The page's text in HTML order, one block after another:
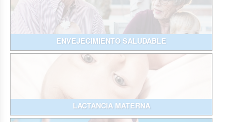
ENVEJECIMIENTO SALUDABLE
LACTANCIA MATERNA